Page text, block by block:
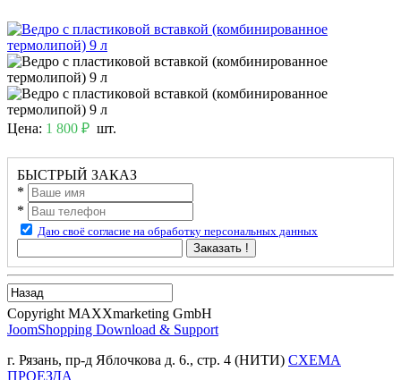
Цена: 1 800 ₽ шт.
БЫСТРЫЙ ЗАКАЗ
*
*
Даю своё согласие на обработку персональных данных
Заказать !
Copyright MAXXmarketing GmbH
JoomShopping Download & Support
г. Рязань, пр-д Яблочкова д. 6., стр. 4 (НИТИ) СХЕМА
ПРОЕЗДА